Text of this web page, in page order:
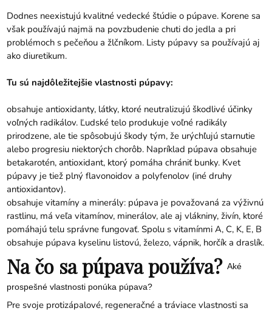
Dodnes neexistujú kvalitné vedecké štúdie o púpave. Korene sa
však používajú najmä na povzbudenie chuti do jedla a pri
problémoch s pečeňou a žlčníkom. Listy púpavy sa používajú aj
ako diuretikum.
Tu sú najdôležitejšie vlastnosti púpavy:
obsahuje antioxidanty, látky, ktoré neutralizujú škodlivé účinky
voľných radikálov. Ľudské telo produkuje voľné radikály
prirodzene, ale tie spôsobujú škody tým, že urýchľujú starnutie
alebo progresiu niektorých chorôb. Napríklad púpava obsahuje
betakarotén, antioxidant, ktorý pomáha chrániť bunky. Kvet
púpavy je tiež plný flavonoidov a polyfenolov (iné druhy
antioxidantov).
obsahuje vitamíny a minerály: púpava je považovaná za výživnú
rastlinu, má veľa vitamínov, minerálov, ale aj vlákniny, živín, ktoré
pomáhajú telu správne fungovať. Spolu s vitamínmi A, C, K, E, B
obsahuje púpava kyselinu listovú, železo, vápnik, horčík a draslík.
Na čo sa púpava používa?Aké
prospešné vlastnosti ponúka púpava?
Pre svoje protizápalové, regeneračné a tráviace vlastnosti sa